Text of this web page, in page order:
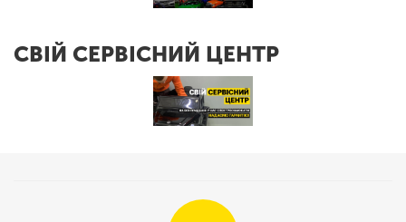
СВІЙ СЕРВІСНИЙ ЦЕНТР